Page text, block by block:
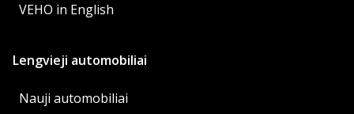
VEHO in English
Lengvieji automobiliai
Nauji automobiliai